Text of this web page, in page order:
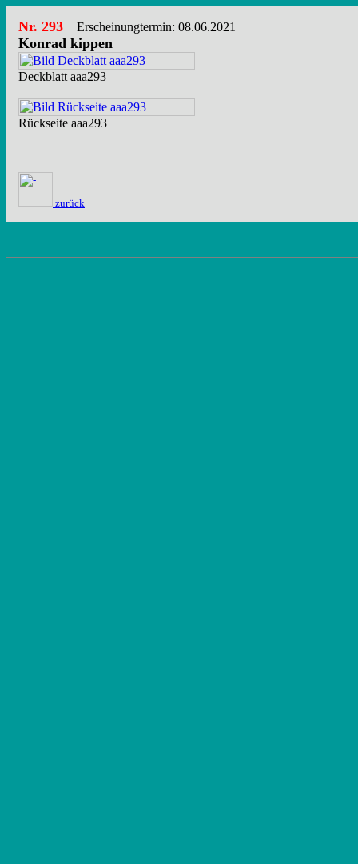
Nr. 293 Erscheinungtermin: 08.06.2021
Konrad kippen
Deckblatt aaa293
Rückseite aaa293
zurück